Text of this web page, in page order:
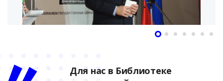
Для нас в Библиотеке